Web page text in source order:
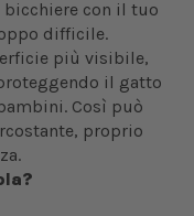
con il tuo
difficile.
più visibile,
il gatto
Così può
proprio